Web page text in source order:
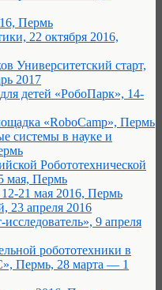
Пермь
22 октября 2016,
Университетский старт,
2017
детей «РобоПарк», 14-
«RoboCamp», Пермь
системы в науке и
Робототехнической
мая, Пермь
21 мая 2016, Пермь
23 апреля 2016
9 апреля
робототехники в
Пермь, 28 марта — 1